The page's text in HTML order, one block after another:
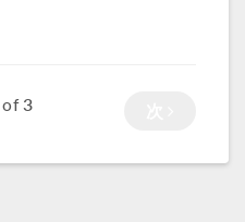
of3